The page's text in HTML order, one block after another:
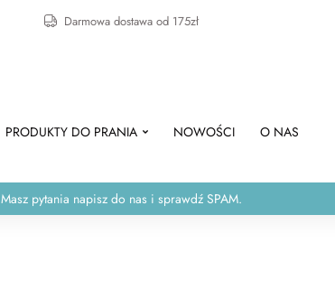
Darmowa dostawa od 175zł
PRODUKTY DO PRANIA NOWOŚCI O NAS
Masz pytania napisz do nas i sprawdź SPAM.